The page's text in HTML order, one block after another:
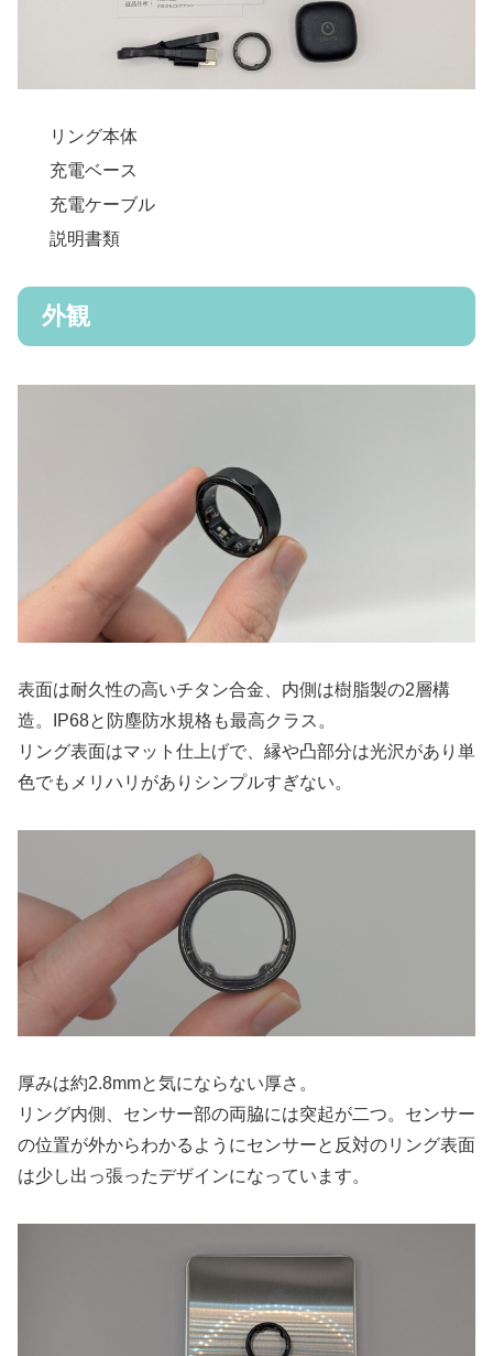
リング本体
充電ベース
充電ケーブル
説明書類
外観
表面は耐久性の高いチタン合金、内側は樹脂製の2層構
造。IP68と防塵防水規格も最高クラス。
リング表面はマット仕上げで、縁や凸部分は光沢があり単
色でもメリハリがありシンプルすぎない。
厚みは約2.8mmと気にならない厚さ。
リング内側、センサー部の両脇には突起が二つ。センサー
の位置が外からわかるようにセンサーと反対のリング表面
は少し出っ張ったデザインになっています。